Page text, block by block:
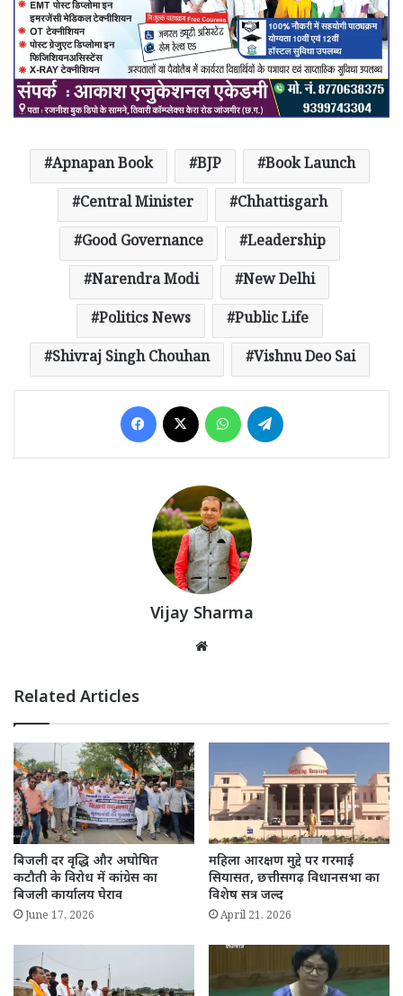
Apnapan Book BJP
Book Launch
Central Minister
Chhattisgarh
Good Governance
Leadership
Narendra Modi
New Delhi
Politics News
Public Life
Shivraj Singh Chouhan
Vishnu Deo Sai
Facebook WhatsApp
Vijay Sharma
Related Articles
बिजली दर वृद्धि और अघोषित
कटौती के विरोध में कांग्रेस का
बिजली कार्यालय घेराव
June 17, 2026
महिला आरक्षण मुद्दे पर गरमाई
सियासत, छत्तीसगढ़ विधानसभा का
विशेष सत्र जल्द
April 21, 2026